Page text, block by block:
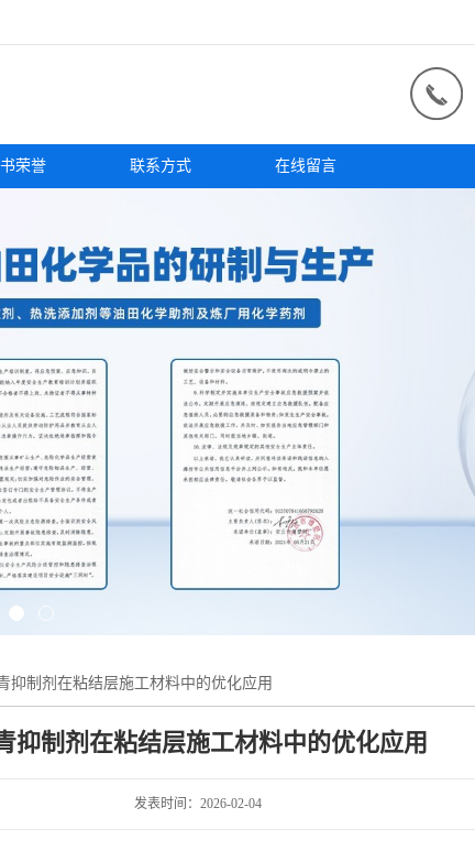
荣誉 联系方式 在线留言
抑制剂在粘结层施工材料中的优化应用
抑制剂在粘结层施工材料中的优化应用
发表时间：2026-02-04